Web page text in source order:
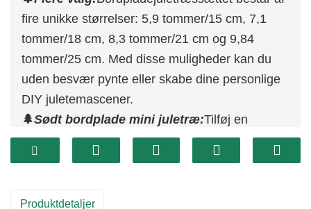
fire unikke størrelser: 5,9 tommer/15 cm, 7,1
tommer/18 cm, 8,3 tommer/21 cm og 9,84
tommer/25 cm. Med disse muligheder kan du
uden besvær pynte eller skabe dine personlige
DIY juletemascener.
🌲Sødt bordplade mini juletræ:Tilføj en
kontakt af feriehygge med dette elskelige
minijuletræ.
bordpladejuletræ er fremstillet med højkvalitets
Produktdetaljer